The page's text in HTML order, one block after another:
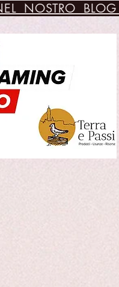
NOSTRO BLOG